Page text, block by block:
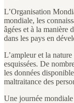
L’Organisation
mondiale, les
âgées et à la manière
dans les pays en
L’ampleur et la
esquissées. De
les données
maltraitance des
Une journée